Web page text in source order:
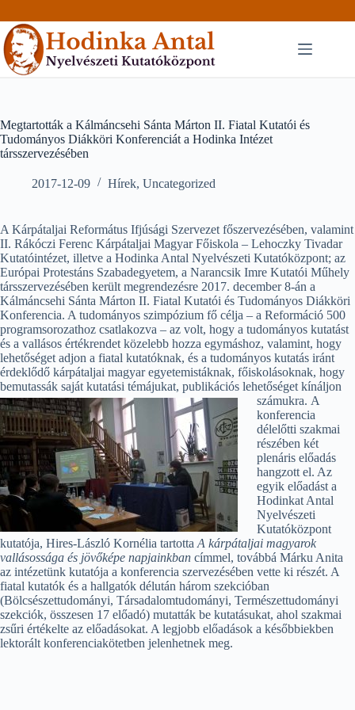
to
content
Megtartották a Kálmáncsehi Sánta Márton II. Fiatal Kutatói és
Tudományos Diákköri Konferenciát a Hodinka Intézet
társszervezésében
2017-12-09 Hírek, Uncategorized
A Kárpátaljai Református Ifjúsági Szervezet főszervezésében, valamint
II. Rákóczi Ferenc Kárpátaljai Magyar Főiskola – Lehoczky Tivadar
Kutatóintézet, illetve a Hodinka Antal Nyelvészeti Kutatóközpont; az
Európai Protestáns Szabadegyetem, a Narancsik Imre Kutatói Műhely
társszervezésében került megrendezésre 2017. december 8-án a
Kálmáncsehi Sánta Márton II. Fiatal Kutatói és Tudományos Diákköri
Konferencia. A tudományos szimpózium fő célja – a Reformáció 500
programsorozathoz csatlakozva – az volt, hogy a tudományos kutatást
és a vallásos értékrendet közelebb hozza egymáshoz, valamint, hogy
lehetőséget adjon a fiatal kutatóknak, és a tudományos kutatás iránt
érdeklődő kárpátaljai magyar egyetemistáknak, főiskolásoknak, hogy
bemutassák saját kutatási témájukat, publikációs lehetőséget kínáljon
számukra. A
konferencia
délelőtti szakmai
részében két
plenáris előadás
hangzott el. Az
egyik előadást a
Hodinkat Antal
Nyelvészeti
Kutatóközpont
kutatója, Hires-László Kornélia tartotta A kárpátaljai magyarok
vallásossága és jövőképe napjainkban címmel, továbbá Márku Anita
az intézetünk kutatója a konferencia szervezésében vette ki részét. A
fiatal kutatók és a hallgatók délután három szekcióban
(Bölcsészettudományi, Társadalomtudományi, Természettudományi
szekciók, összesen 17 előadó) mutatták be kutatásukat, ahol szakmai
zsűri értékelte az előadásokat. A legjobb előadások a későbbiekben
lektorált konferenciakötetben jelenhetnek meg.